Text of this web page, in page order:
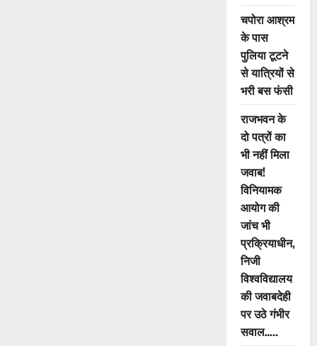
चपोरा आश्रम
के पास
पुलिया टूटने
से यात्रियों से
भरी बस फंसी
राजभवन के
दो पत्रों का
भी नहीं मिला
जवाब!
विनियामक
आयोग की
जांच भी
प्रक्रियाधीन,
निजी
विश्वविद्यालय
की जवाबदेही
पर उठे गंभीर
सवाल…..